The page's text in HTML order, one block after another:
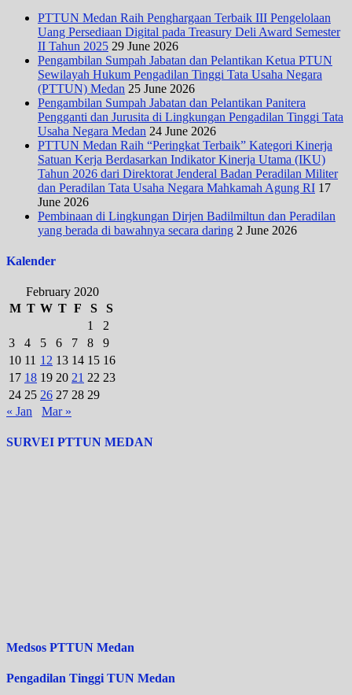
PTTUN Medan Raih Penghargaan Terbaik III Pengelolaan
Uang Persediaan Digital pada Treasury Deli Award Semester
II Tahun 2025 29 June 2026
Pengambilan Sumpah Jabatan dan Pelantikan Ketua PTUN
Sewilayah Hukum Pengadilan Tinggi Tata Usaha Negara
(PTTUN) Medan 25 June 2026
Pengambilan Sumpah Jabatan dan Pelantikan Panitera
Pengganti dan Jurusita di Lingkungan Pengadilan Tinggi Tata
Usaha Negara Medan 24 June 2026
PTTUN Medan Raih “Peringkat Terbaik” Kategori Kinerja
Satuan Kerja Berdasarkan Indikator Kinerja Utama (IKU)
Tahun 2026 dari Direktorat Jenderal Badan Peradilan Militer
dan Peradilan Tata Usaha Negara Mahkamah Agung RI 17
June 2026
Pembinaan di Lingkungan Dirjen Badilmiltun dan Peradilan
yang berada di bawahnya secara daring 2 June 2026
Kalender
February 2020
M T W T F S
S
1
2
3
4 5 6 7 8
9
10 11 12 13 14 15 16
17 18 19 20 21 22 23
24 25 26 27 28 29
« Jan
Mar »
SURVEI PTTUN MEDAN
Medsos PTTUN Medan
Pengadilan Tinggi TUN Medan